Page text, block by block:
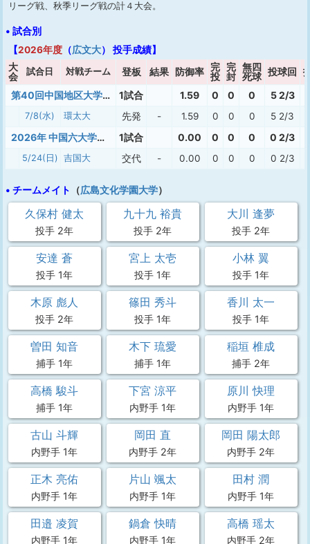
リーグ戦、秋季リーグ戦の計４大会。
• 試合別
【2026年度 （広文大） 投手成績】
大
会
試合日 対戦チーム 登板 結果 防御率
完
投
完
封
無四
死球 投球回
第40回中国地区大学野球新人戦 1試合 1.59 0 0 0 5 2/3
7/8(水) 環太大 先発 - 1.59 0 0 0 5 2/3
2026年 中国六大学春季 1試合 0.00 0 0 0 0 2/3
5/24(日) 吉国大 交代 - 0.00 0 0 0 0 2/3
• チームメイト （広島文化学園大学）
久保村 健太
投手 2年
九十九 裕貴
投手 2年
大川 逢夢
投手 2年
安達 蒼
投手 1年
宮上 太壱
投手 1年
小林 翼
投手 1年
木原 彪人
投手 2年
篠田 秀斗
投手 1年
香川 太一
投手 1年
曽田 知音
捕手 1年
木下 琉愛
捕手 1年
稲垣 椎成
捕手 2年
高橋 駿斗
捕手 1年
下宮 涼平
内野手 1年
原川 快理
内野手 1年
古山 斗輝
内野手 1年
岡田 直
内野手 2年
岡田 陽太郎
内野手 2年
正木 亮佑
内野手 1年
片山 颯太
内野手 1年
田村 潤
内野手 1年
田邉 凌賀
内野手 1年
鍋倉 快晴
内野手 1年
高橋 瑶太
内野手 2年